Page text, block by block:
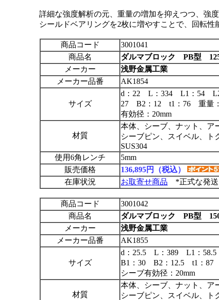
詳細な強度解析の元、重量の増加を抑えつつ、強
シールドベアリングを2枚に増やすことで、回転性
商品コード
3001041
商品名
ダルマブロック PB型
メーカー
浅野金属工業
メーカー品番
AK1854
サイズ
d：22 L：334 L1：54
27 B2：12 t1：76 重量
有効径：20mm
材質
本体、シーブ、ナット、ア
シーブピン、スイベル、ト
SUS304
使用6角レンチ
5mm
販売価格
136,895円（税込）
在庫状況
お取寄せ商品 *正式な発送
商品コード
3001042
商品名
ダルマブロック PB型
メーカー
浅野金属工業
メーカー品番
AK1855
サイズ
d：25.5 L：389 L1：
B1：30 B2：12.5 t1：
シーブ有効径：20mm
材質
本体、シーブ、ナット、ア
シーブピン、スイベル、ト